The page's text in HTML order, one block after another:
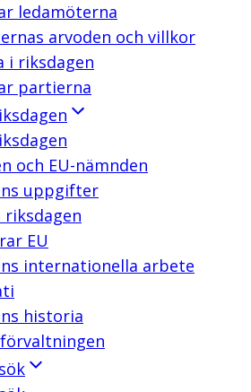
ledamöterna
arvoden och villkor
i riksdagen
partierna
och EU-nämnden
uppgifter
EU
internationella arbete
historia